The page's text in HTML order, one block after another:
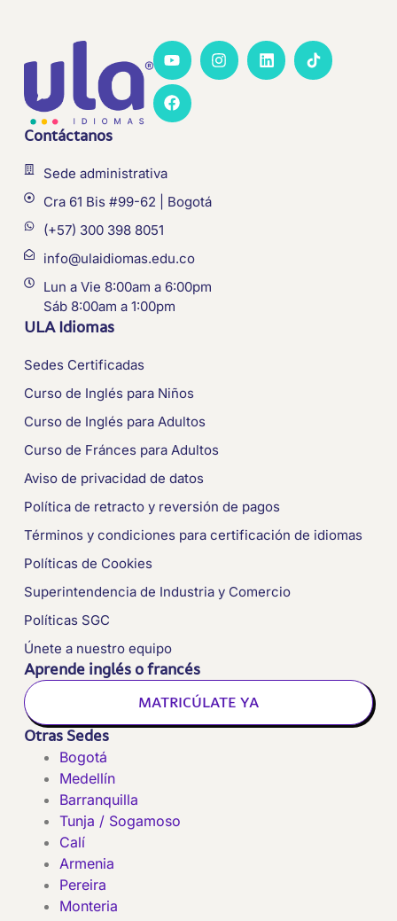
Contáctanos
Sede administrativa
Cra 61 Bis #99-62 | Bogotá
(+57) 300 398 8051
info@ulaidiomas.edu.co
Lun a Vie 8:00am a 6:00pm
Sáb 8:00am a 1:00pm
ULA Idiomas
Sedes Certificadas
Curso de Inglés para Niños
Curso de Inglés para Adultos
Curso de Fránces para Adultos
Aviso de privacidad de datos
Política de retracto y reversión de pagos
Términos y condiciones para certificación de idiomas
Políticas de Cookies
Superintendencia de Industria y Comercio
Políticas SGC
Únete a nuestro equipo
Aprende inglés o francés
MATRICÚLATE YA
Otras Sedes
Bogotá
Medellín
Barranquilla
Tunja / Sogamoso
Calí
Armenia
Pereira
Monteria